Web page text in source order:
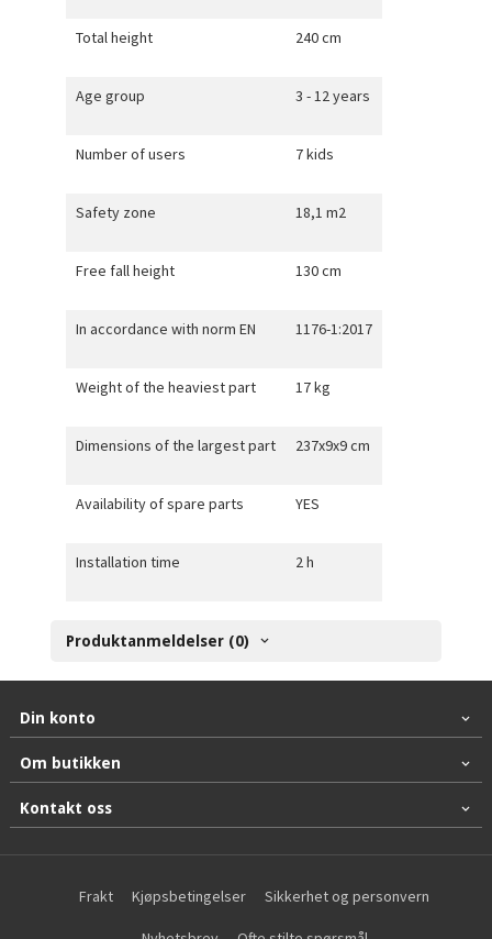
Total height 240 cm
Age group 3 - 12 years
Number of users 7 kids
Safety zone 18,1 m2
Free fall height 130 cm
In accordance with norm EN 1176-1:2017
Weight of the heaviest part 17 kg
Dimensions of the largest part 237x9x9 cm
Availability of spare parts YES
Installation time 2 h
Produktanmeldelser (0)
Din konto
Om butikken
Kontakt oss
Frakt Kjøpsbetingelser Sikkerhet og personvern